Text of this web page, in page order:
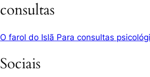
consultas
O farol do Islã Para consultas
Sociais